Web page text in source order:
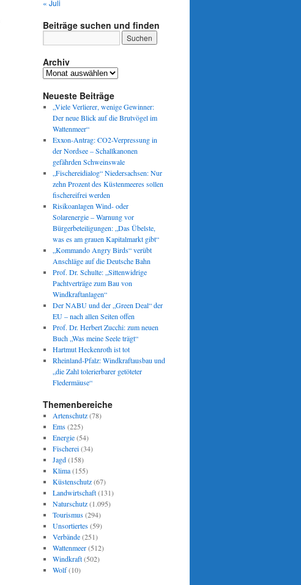
« Juli
Beiträge suchen und finden
Archiv
Archiv
Neueste Beiträge
„Viele Verlierer, wenige Gewinner:
Der neue Blick auf die Brutvögel im
Wattenmeer“
Exxon-Antrag: CO2-Verpressung in
der Nordsee – Schallkanonen
gefährden Schweinswale
„Fischereidialog“ Niedersachsen: Nur
zehn Prozent des Küstenmeeres sollen
fischereifrei werden
Risikoanlagen Wind- oder
Solarenergie – Warnung vor
Bürgerbeteiligungen: „Das Übelste,
was es am grauen Kapitalmarkt gibt“
„Kommando Angry Birds“ verübt
Anschläge auf die Deutsche Bahn
Prof. Dr. Schulte: „Sittenwidrige
Pachtverträge zum Bau von
Windkraftanlagen“
Der NABU und der „Green Deal“ der
EU – nach allen Seiten offen
Prof. Dr. Herbert Zucchi: zum neuen
Buch „Was meine Seele trägt“
Hartmut Heckenroth ist tot
Rheinland-Pfalz: Windkraftausbau und
„die Zahl tolerierbarer getöteter
Fledermäuse“
Themenbereiche
Artenschutz(78)
Ems(225)
Energie(54)
Fischerei(34)
Jagd(158)
Klima(155)
Küstenschutz(67)
Landwirtschaft(131)
Naturschutz(1.095)
Tourismus(294)
Unsortiertes(59)
Verbände(251)
Wattenmeer(512)
Windkraft(502)
Wolf(10)